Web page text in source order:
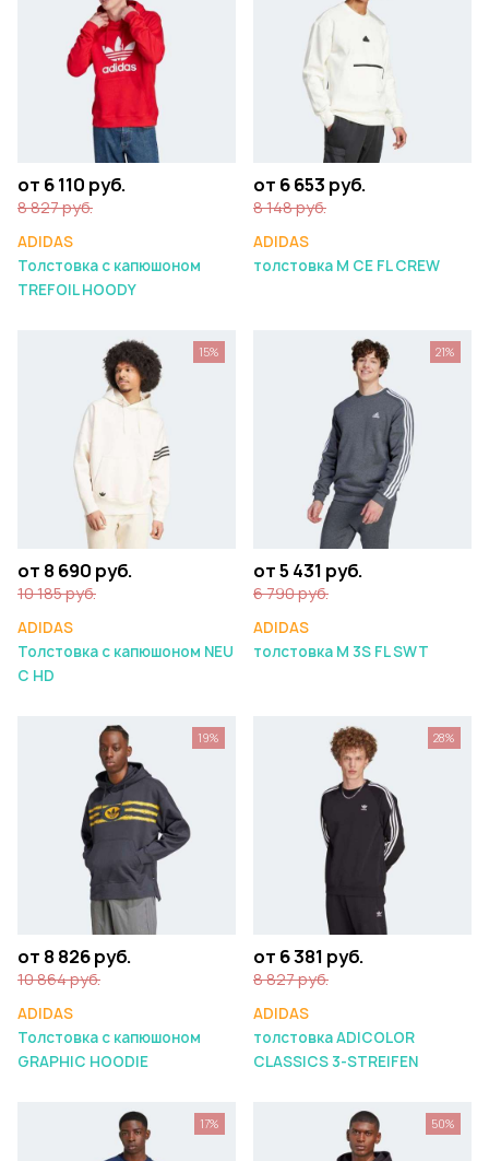
от 6 110 руб.
8 827 руб.
ADIDAS
Толстовка с капюшоном
TREFOIL HOODY
от 6 653 руб.
8 148 руб.
ADIDAS
толстовка M CE FL CREW
от 8 690 руб.
10 185 руб.
ADIDAS
Толстовка с капюшоном NEU
C HD
15%
от 5 431 руб.
6 790 руб.
ADIDAS
толстовка M 3S FL SWT
21%
от 8 826 руб.
10 864 руб.
ADIDAS
Толстовка с капюшоном
GRAPHIC HOODIE
19%
от 6 381 руб.
8 827 руб.
ADIDAS
толстовка ADICOLOR
CLASSICS 3-STREIFEN
28%
17% 50%